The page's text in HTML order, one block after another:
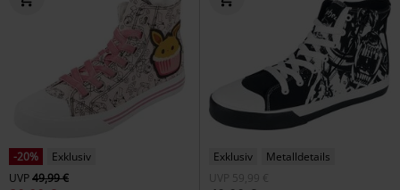
-20%
Exklusiv
UVP49,99 €
Exklusiv
Metalldetails
UVP
59,99 €